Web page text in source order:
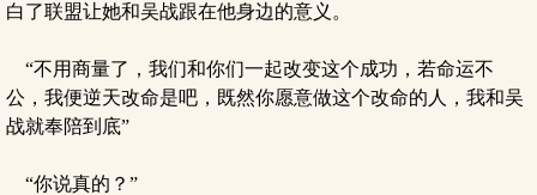
白了联盟让她和吴战跟在他身边的意义。
“不用商量了，我们和你们一起改变这个成功，若命运不
公，我便逆天改命是吧，既然你愿意做这个改命的人，我和吴
战就奉陪到底”
“你说真的？”